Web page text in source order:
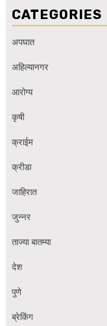
CATEGORIES
अपघात
अहिल्यानगर
आरोग्य
कृषी
क्राईम
क्रीडा
जाहिरात
जुन्नर
ताज्या बातम्या
देश
पुणे
ब्रेकिंग